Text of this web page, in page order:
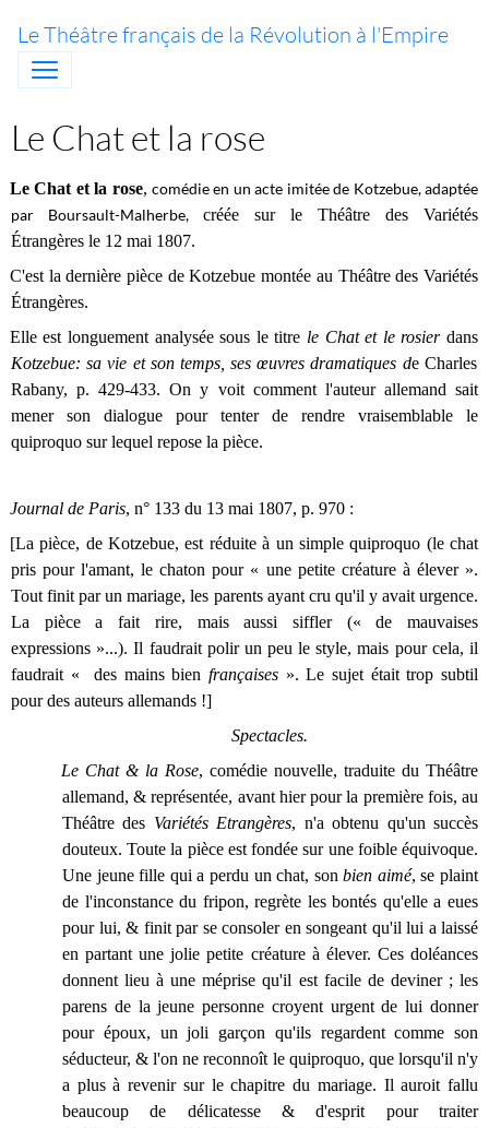
Le Théâtre français de la Révolution à l'Empire
Le Chat et la rose
Le Chat et la rose,comédie en un acte imitée de Kotzebue, adaptée
par Boursault-Malherbe, créée sur le Théâtre des Variétés
Étrangères le 12 mai 1807.
C'est la dernière pièce de Kotzebue montée au Théâtre des Variétés
Étrangères.
Elle est longuement analysée sous le titre le Chat et le rosierdans
Kotzebue: sa vie et son temps, ses œuvres dramatiques de Charles
Rabany, p. 429-433. On y voit comment l'auteur allemand sait
mener son dialogue pour tenter de rendre vraisemblable le
quiproquo sur lequel repose la pièce.
Journal de Paris, n° 133 du 13 mai 1807, p. 970 :
[La pièce, de Kotzebue, est réduite à un simple quiproquo (le chat
pris pour l'amant, le chaton pour « une petite créature à élever ».
Tout finit par un mariage, les parents ayant cru qu'il y avait urgence.
La pièce a fait rire, mais aussi siffler (« de mauvaises
expressions »...). Il faudrait polir un peu le style, mais pour cela, il
faudrait « des mains bien françaises ». Le sujet était trop subtil
pour des auteurs allemands !]
Spectacles.
Le Chat & la Rose, comédie nouvelle, traduite du Théâtre
allemand, & représentée, avant hier pour la première fois, au
Théâtre des Variétés Etrangères, n'a obtenu qu'un succès
douteux. Toute la pièce est fondée sur une foible équivoque.
Une jeune fille qui a perdu un chat, sonbien aimé, se plaint
de l'inconstance du fripon, regrète les bontés qu'elle a eues
pour lui, & finit par se consoler en songeant qu'il lui a laissé
en partant une jolie petite créature à élever. Ces doléances
donnent lieu à une méprise qu'il est facile de deviner ; les
parens de la jeune personne croyent urgent de lui donner
pour époux, un joli garçon qu'ils regardent comme son
séducteur, & l'on ne reconnoît le quiproquo, que lorsqu'il n'y
a plus à revenir sur le chapitre du mariage. Il auroit fallu
beaucoup de délicatesse & d'esprit pour traiter